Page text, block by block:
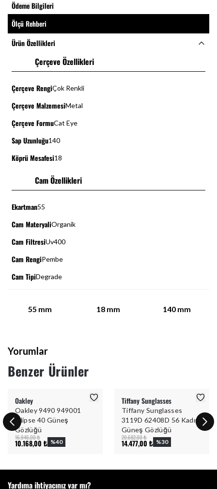
Ödeme Bilgileri
Ölçü Rehberi
Ürün Özellikleri
Çerçeve Özellikleri
Çerçeve RengiÇok Renkli
Çerçeve MalzemesiMetal
Çerçeve FormuCat Eye
Sap Uzunluğu140
Köprü Mesafesi18
Cam Özellikleri
Ekartman55
Cam MateryaliOrganik
Cam FiltresiUv400
Cam RengiPembe
Cam TipiDegrade
55 mm 18 mm 140 mm
Yorumlar
Benzer Ürünler
Oakley
Oakley 9490 949001
Ellipse 40 Güneş
Gözlüğü
16.946,00 ₺
10.168,00 ₺ %40
Tiffany Sunglasses
Tiffany Sunglasses
3119D 62408D 56 Kadın
Güneş Gözlüğü
20.682,00 ₺
14.477,00 ₺ %30
Yardıma ihtiyacınız var mı?